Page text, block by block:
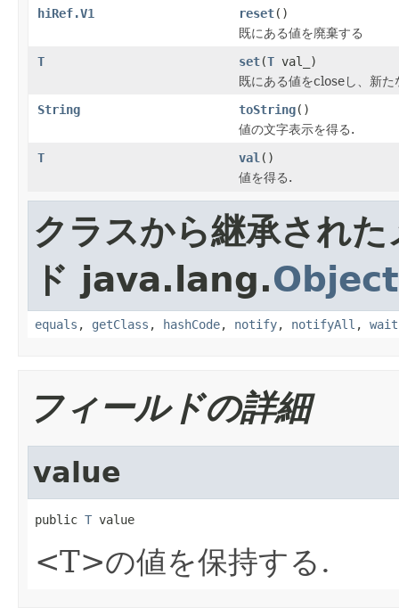
hiRef.V1
reset()
既にある値を廃棄する
T
set(T val_)
既にある値をcloseし、新た
String
toString()
値の文字表示を得る.
T
val ()
値を得る.
クラスから継承された
ド java.lang.Object
equals , getClass , hashCode, notify, notifyAll , wait
フィールドの詳細
value
public T value
<T>の値を保持する.